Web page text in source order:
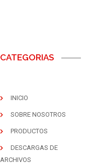
CATEGORIAS
INICIO
SOBRE NOSOTROS
PRODUCTOS
DESCARGAS DE
ARCHIVOS